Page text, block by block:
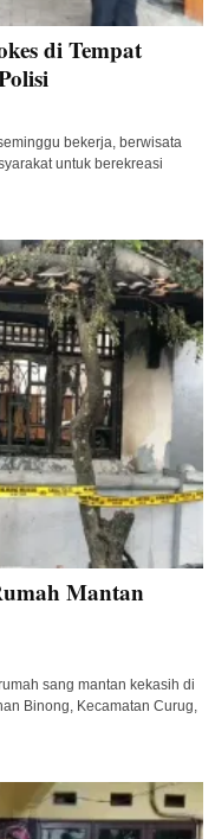
di Tempat
bekerja, berwisata
untuk berekreasi
Mantan
sang mantan kekasih di
Binong, Kecamatan Curug,